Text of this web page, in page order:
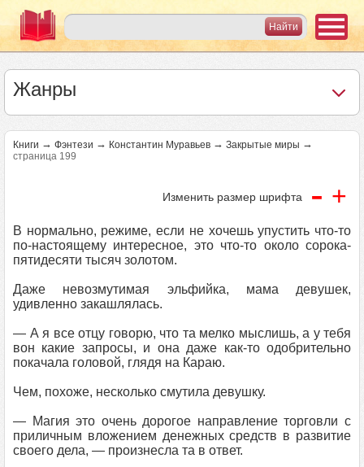
Жанры
Книги → Фэнтези → Константин Муравьев → Закрытые миры →
страница 199
Изменить размер шрифта - +
В нормально, режиме, если не хочешь упустить что-то
по-настоящему интересное, это что-то около сорока-
пятидесяти тысяч золотом.
Даже невозмутимая эльфийка, мама девушек,
удивленно закашлялась.
— А я все отцу говорю, что та мелко мыслишь, а у тебя
вон какие запросы, и она даже как-то одобрительно
покачала головой, глядя на Караю.
Чем, похоже, несколько смутила девушку.
— Магия это очень дорогое направление торговли с
приличным вложением денежных средств в развитие
своего дела, — произнесла та в ответ.